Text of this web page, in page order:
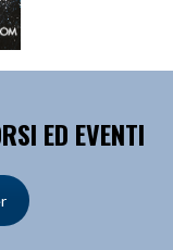
ED EVENTI